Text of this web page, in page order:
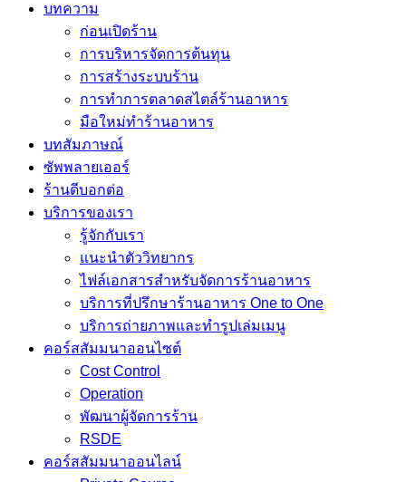
บทความ
ก่อนเปิดร้าน
การบริหารจัดการต้นทุน
การสร้างระบบร้าน
การทำการตลาดสไตล์ร้านอาหาร
มือใหม่ทำร้านอาหาร
บทสัมภาษณ์
ซัพพลายเออร์
ร้านดีบอกต่อ
บริการของเรา
รู้จักกับเรา
แนะนำตัววิทยากร
ไฟล์เอกสารสำหรับจัดการร้านอาหาร
บริการที่ปรึกษาร้านอาหาร One to One
บริการถ่ายภาพและทำรูปเล่มเมนู
คอร์สสัมมนาออนไซต์
Cost Control
Operation
พัฒนาผู้จัดการร้าน
RSDE
คอร์สสัมมนาออนไลน์